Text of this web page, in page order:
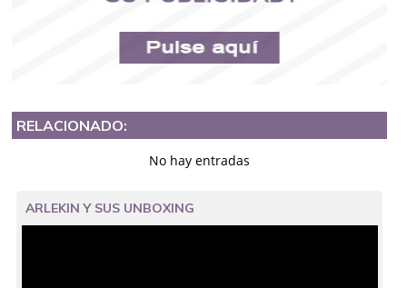
RELACIONADO:
No hay entradas
ARLEKIN Y SUS UNBOXING